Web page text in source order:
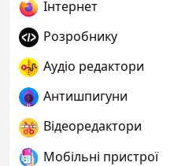
Інтернет
Розробнику
Аудіо редактори
Антишпигуни
Відеоредактори
Мобільні пристрої